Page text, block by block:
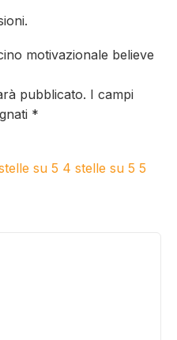
motivazionale believe
pubblicato. I campi
*
su 5 4 stelle su 5 5